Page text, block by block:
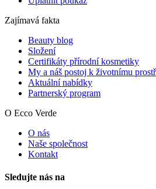
Zajímavá fakta
Beauty blog
Složení
Certifikáty přírodní kosmetiky
My a náš postoj k životnímu
Aktuální nabídky
Partnerský program
O Ecco Verde
O nás
Naše společnost
Kontakt
Sledujte nás na